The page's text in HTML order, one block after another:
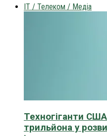
IT / Телеком / Медіа
Техногіганти
трильйона у